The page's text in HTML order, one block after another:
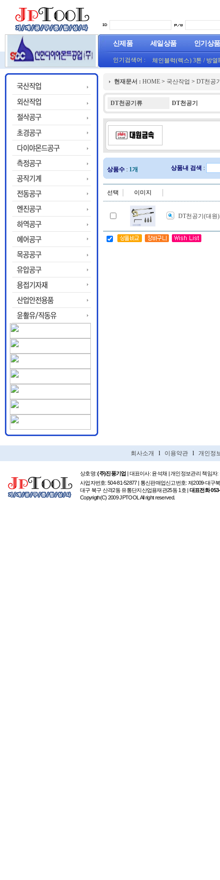
신제품 세일상품 인기상품
인기검색어 : 체인블럭(렉스) 3톤 / 방열
(오렌지) (1롤50M)
프로라인 줄자(코메론)자
현재문서 : HOME > 국산작업 > DT천공
DT천공기류 DT천공기
상품수 : 1개 상품내 검색 :
선택 이미지
DT천공기(대원
회사소개 l 이용약관 l 개인정
상호명:(주)진풍기업 | 대표이사: 윤석채 | 개인정보관리 책임자:
사업자번호: 504-81-52877 | 통신판매업신고번호: 제2009-대구
대구 북구 산격2동 유통단지산업용재관25동 1호 | 대표전화
Copyrigth(C) 2009 JPTOOL All right reserved.